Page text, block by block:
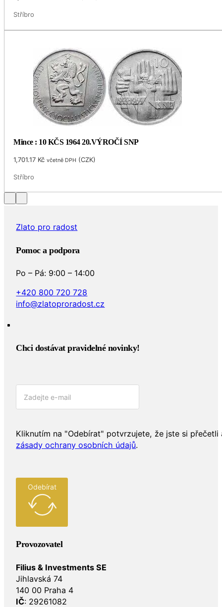
Stříbro
Mince : 10 KČS 1964 20.VÝROČÍ SNP
1,701.17 Kč včetně DPH (CZK)
Stříbro
Zlato pro radost
Pomoc a podpora
Po – Pá: 9:00 – 14:00
+420 800 720 728
info@zlatoproradost.cz
Chci dostávat pravidelné novinky!​
Kliknutím na "Odebírat" potvrzujete, že jste si přečetli
zásady ochrany osobních údajů.
Odebírat
Provozovatel
Filius & Investments SE
Jihlavská 74
140 00 Praha 4
IČ: 29261082